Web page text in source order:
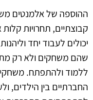
ההוספה של אלמנטים
קבוצתיים, תחרויות
יכולים לעבוד יחד
שהם משחקים ולא רק
ללמוד ולהתפתח.
החברתיים בין הילדים,